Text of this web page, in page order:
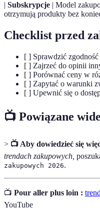
| Subskrypcje | Model
otrzymują produkty bez
Checklist przed
[ ] Sprawdzić
[ ] Zajrzeć do opinii
[ ] Porównać ceny w
[ ] Zapytać o warunki
[ ] Upewnić się o
📺 Powiązane
> 📺 Aby dowiedzieć się
trendach zakupowych,
zakupowych 2026.
📺 Pour aller plus loin :
YouTube